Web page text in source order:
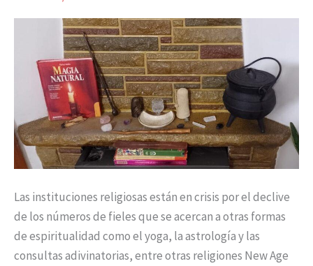
Las instituciones religiosas están en crisis por el declive
de los números de fieles que se acercan a otras formas
de espiritualidad como el yoga, la astrología y las
consultas adivinatorias, entre otras religiones New Age
DEL
PAGANISMO